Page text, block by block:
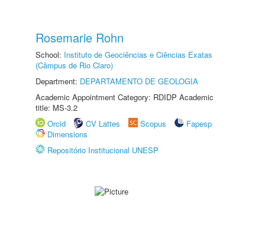
Rosemarie Rohn
School: Instituto de Geociências e Ciências Exatas
(Câmpus de Rio Claro)
Department: DEPARTAMENTO DE GEOLOGIA
Academic Appointment Category: RDIDP Academic
title: MS-3.2
Orcid
CV Lattes Scopus
Fapesp
Dimensions
Repositório Institucional UNESP